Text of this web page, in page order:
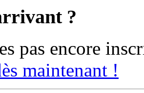
?
pas encore
maintenant !